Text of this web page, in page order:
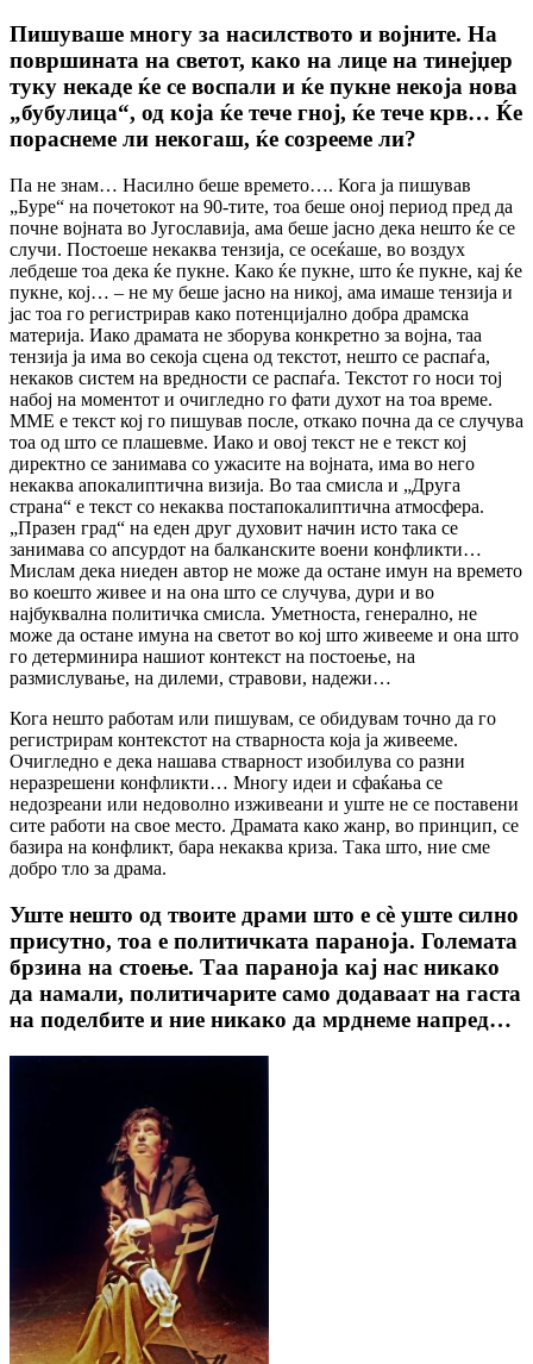
Пишуваше многу за насилството и војните. На
површината на светот, како на лице на тинејџер
туку некаде ќе се воспали и ќе пукне некоја нова
„бубулица“, од која ќе тече гној, ќе тече крв… Ќе
пораснеме ли некогаш, ќе созрееме ли?
Па не знам… Насилно беше времето…. Кога ја пишував
„Буре“ на почетокот на 90-тите, тоа беше оној период пред да
почне војната во Југославија, ама беше јасно дека нешто ќе се
случи. Постоеше некаква тензија, се осеќаше, во воздух
лебдеше тоа дека ќе пукне. Како ќе пукне, што ќе пукне, кај ќе
пукне, кој… – не му беше јасно на никој, ама имаше тензија и
јас тоа го регистрирав како потенцијално добра драмска
материја. Иако драмата не зборува конкретно за војна, таа
тензија ја има во секоја сцена од текстот, нешто се распаѓа,
некаков систем на вредности се распаѓа. Текстот го носи тој
набој на моментот и очигледно го фати духот на тоа време.
ММЕ е текст кој го пишував после, откако почна да се случува
тоа од што се плашевме. Иако и овој текст не е текст кој
директно се занимава со ужасите на војната, има во него
некаква апокалиптична визија. Во таа смисла и „Друга
страна“ е текст со некаква постапокалиптична атмосфера.
„Празен град“ на еден друг духовит начин исто така се
занимава со апсурдот на балканските воени конфликти…
Мислам дека ниеден автор не може да остане имун на времето
во коешто живее и на она што се случува, дури и во
најбуквална политичка смисла. Уметноста, генерално, не
може да остане имуна на светот во кој што живееме и она што
го детерминира нашиот контекст на постоење, на
размислување, на дилеми, стравови, надежи…
Кога нешто работам или пишувам, се обидувам точно да го
регистрирам контекстот на стварноста која ја живееме.
Очигледно е дека нашава стварност изобилува со разни
неразрешени конфликти… Многу идеи и сфаќања се
недозреани или недоволно изживеани и уште не се поставени
сите работи на свое место. Драмата како жанр, во принцип, се
базира на конфликт, бара некаква криза. Така што, ние сме
добро тло за драма.
Уште нешто од твоите драми што е сè уште силно
присутно, тоа е политичката параноја. Големата
брзина на стоење. Таа параноја кај нас никако
да намали, политичарите само додаваат на гаста
на поделбите и ние никако да мрднеме напред…